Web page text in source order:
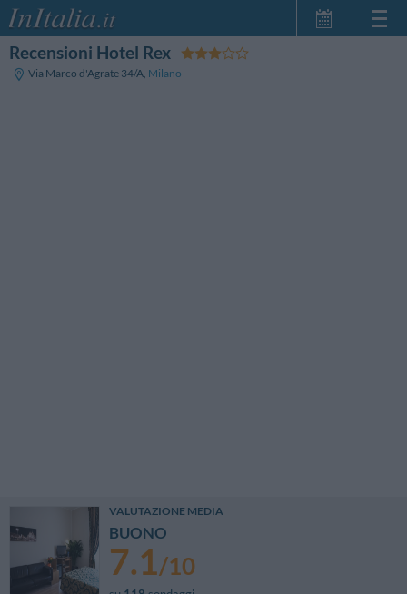
Recensioni Hotel Rex
Via Marco d'Agrate 34/A, Milano
VALUTAZIONE MEDIA
BUONO
7.1/10